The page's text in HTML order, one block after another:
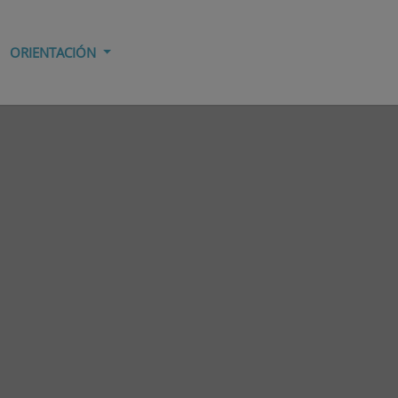
ORIENTACIÓN